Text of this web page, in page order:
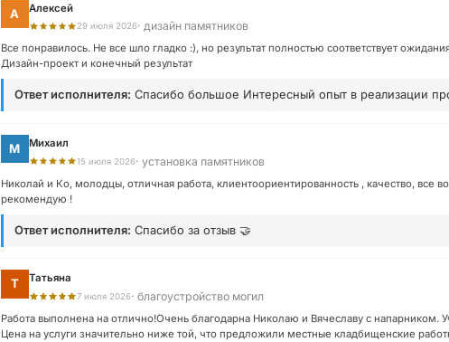
А Алексей
29 июля 2026· дизайн памятников
Все понравилось. Не все шло гладко :), но результат полностью соответствует
Дизайн-проект и конечный результат
Ответ исполнителя: Спасибо большое Интересный опыт в реализации
М Михаил
15 июля 2026· установка памятников
Николай и Ко, молодцы, отличная работа, клиентоориентированность , качество, все
рекомендую !
Ответ исполнителя: Спасибо за отзыв 🤝
Т Татьяна
7 июля 2026· благоустройство могил
Работа выполнена на отлично!Очень благодарна Николаю и Вячеславу с напарником.
Цена на услуги значительно ниже той, что предложили местные кладбищенские